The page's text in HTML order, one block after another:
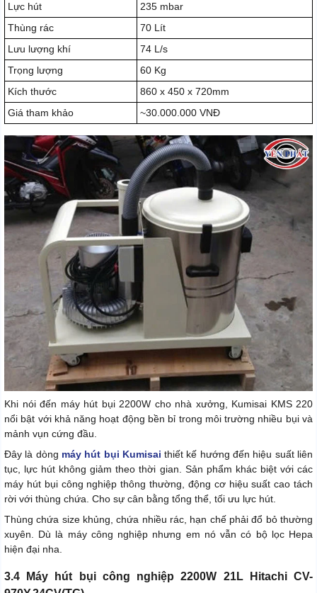
Lực hút
235 mbar
Thùng rác
70 Lít
Lưu lượng khí
74 L/s
Trọng lượng
60 Kg
Kích thước
860 x 450 x 720mm
Giá tham khảo
~30.000.000 VNĐ
Khi nói đến máy hút bụi 2200W cho nhà xưởng, Kumisai KMS 220
nổi bật với khả năng hoạt động bền bỉ trong môi trường nhiều bụi và
mảnh vụn cứng đầu.
Đây là dòng máy hút bụi Kumisai thiết kế hướng đến hiệu suất liên
tục, lực hút không giảm theo thời gian. Sản phẩm khác biệt với các
máy hút bụi công nghiệp thông thường, động cơ hiệu suất cao tách
rời với thùng chứa. Cho sự cân bằng tổng thể, tối ưu lực hút.
Thùng chứa size khủng, chứa nhiều rác, hạn chế phải đổ bỏ thường
xuyên. Dù là máy công nghiệp nhưng em nó vẫn có bộ lọc Hepa
hiện đại nha.
3.4 Máy hút bụi công nghiệp 2200W 21L Hitachi CV-